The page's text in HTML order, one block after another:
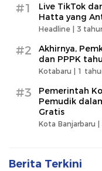
#1
Live TikTok
Hatta yang
Headline | 3
#2
Akhirnya,
dan PPPK
Kotabaru | 1
#3
Pemerintah
Pemudik
Gratis
Kota Banjarbaru |
Berita Terkini